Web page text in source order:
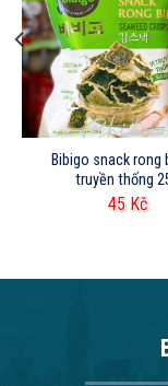
Bibigo snack rong
truyền thống
45 Kč